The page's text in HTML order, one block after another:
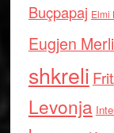
Buçpapaj Elmi
Eugjen
shkreli
Levonja